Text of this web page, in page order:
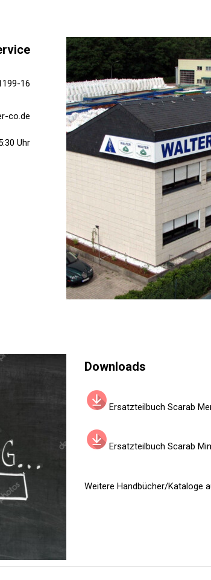
16
co.de
Uhr
Downloads
Ersatzteilbuch Scarab
Ersatzteilbuch Scarab
Weitere Handbücher/Kataloge